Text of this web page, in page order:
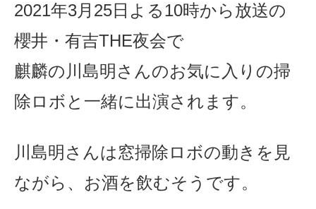
2021年3月25日よる10時から放送の
櫻井・有吉THE夜会で
麒麟の川島明さんのお気に入りの掃
除ロボと一緒に出演されます。
川島明さんは窓掃除ロボの動きを見
ながら、お酒を飲むそうです。